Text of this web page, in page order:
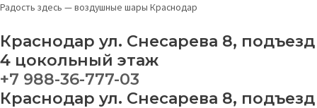
Перейти
содержимому
Радость здесь — воздушные шары Краснодар
Краснодар ул. Снесарева 8, подъезд
4 цокольный этаж
+7 988-36-777-03
Краснодар ул. Снесарева 8, подъезд
Набор
выписку
№
19
quantity